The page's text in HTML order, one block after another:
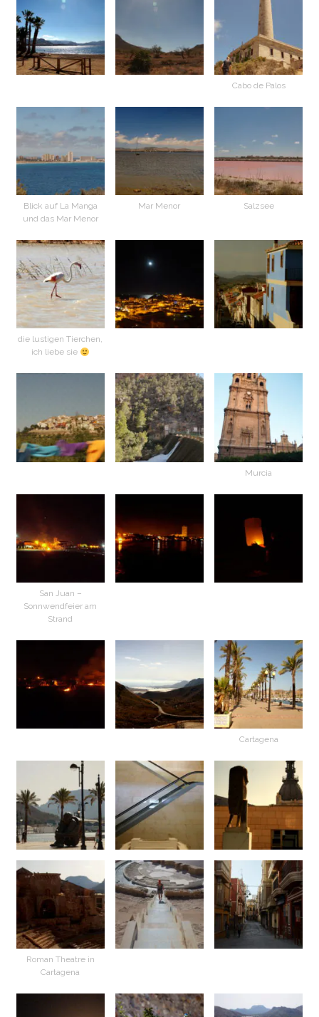
Cabo de Palos
Blick auf La Manga
und das Mar Menor
Mar Menor Salzsee
die lustigen Tierchen,
ich liebe sie
Murcia
San Juan –
Sonnwendfeier am
Strand
Cartagena
Roman Theatre in
Cartagena